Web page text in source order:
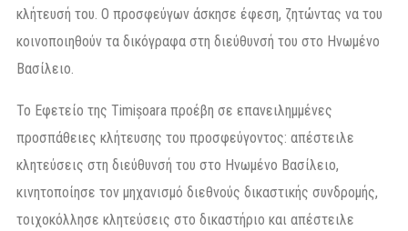
κλήτευσή του. Ο προσφεύγων άσκησε έφεση, ζητώντας να του
κοινοποιηθούν τα δικόγραφα στη διεύθυνσή του στο Ηνωμένο
Βασίλειο.
Το Εφετείο της Timișoara προέβη σε επανειλημμένες
προσπάθειες κλήτευσης του προσφεύγοντος: απέστειλε
κλητεύσεις στη διεύθυνσή του στο Ηνωμένο Βασίλειο,
κινητοποίησε τον μηχανισμό διεθνούς δικαστικής συνδρομής,
τοιχοκόλλησε κλητεύσεις στο δικαστήριο και απέστειλε